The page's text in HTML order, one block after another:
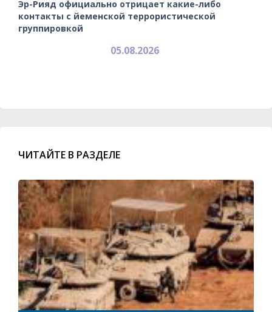
Эр-Рияд официально отрицает какие-либо
контакты с йеменской террористической
группировкой
05.08.2026
ЧИТАЙТЕ В РАЗДЕЛЕ